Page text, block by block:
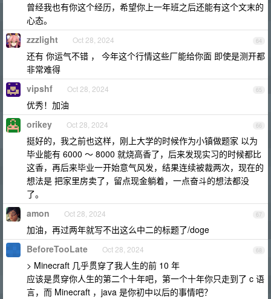
曾经我也有你这个经历，希望你上一年班之后还能有这个文末的
心态。
64
zzzlight Oct 28, 2024
还有 你运气不错 ， 今年这个行情这些厂能给你面 即使是测开都
非常难得
65
vipshf Oct 28, 2024
优秀！加油
66
orikey Oct 28, 2024
挺好的，我之前也这样，刚上大学的时候作为小镇做题家 以为
毕业能有 6000 ～ 8000 就烧高香了，后来发现实习的时候都比
这香，再后来毕业一开始意气风发，结果连续被裁两次，现在的
想法是 把家里房卖了，留点现金躺着，一点奋斗的想法都没
了。
67
amon Oct 28, 2024
加油，再过两年就写不出这么中二的标题了/doge
68
BeforeTooLate Oct 28, 2024
> Minecraft 几乎贯穿了我人生的前 10 年
应该是贯穿你人生的第二个十年吧，第一个十年你只走到了 c 语
言，而 Minecraft ，java 是你初中以后的事情吧？